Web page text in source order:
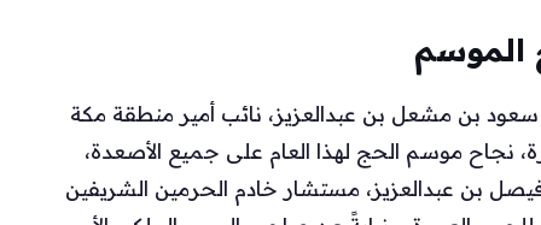
الموسم
بن مشعل بن عبدالعزيز، نائب أمير منطقة مكة
نجاح موسم الحج لهذا العام على جميع الأصعدة،
بن عبدالعزيز، مستشار خادم الحرمين الشريفين